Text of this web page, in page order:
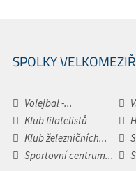
SPOLKY
Volejbal -...
Klub filatelistů
Klub železničních...
Sportovní centrum...